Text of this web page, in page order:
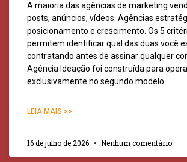
A maioria das agências de marketing
posts, anúncios, vídeos. Agências
posicionamento e crescimento. Os 5
permitem identificar qual das duas você
contratando antes de assinar qualquer
Agência Ideação foi construída para
exclusivamente no segundo modelo.
LEIA MAIS >>
16 de julho de 2026 Nenhum comentário